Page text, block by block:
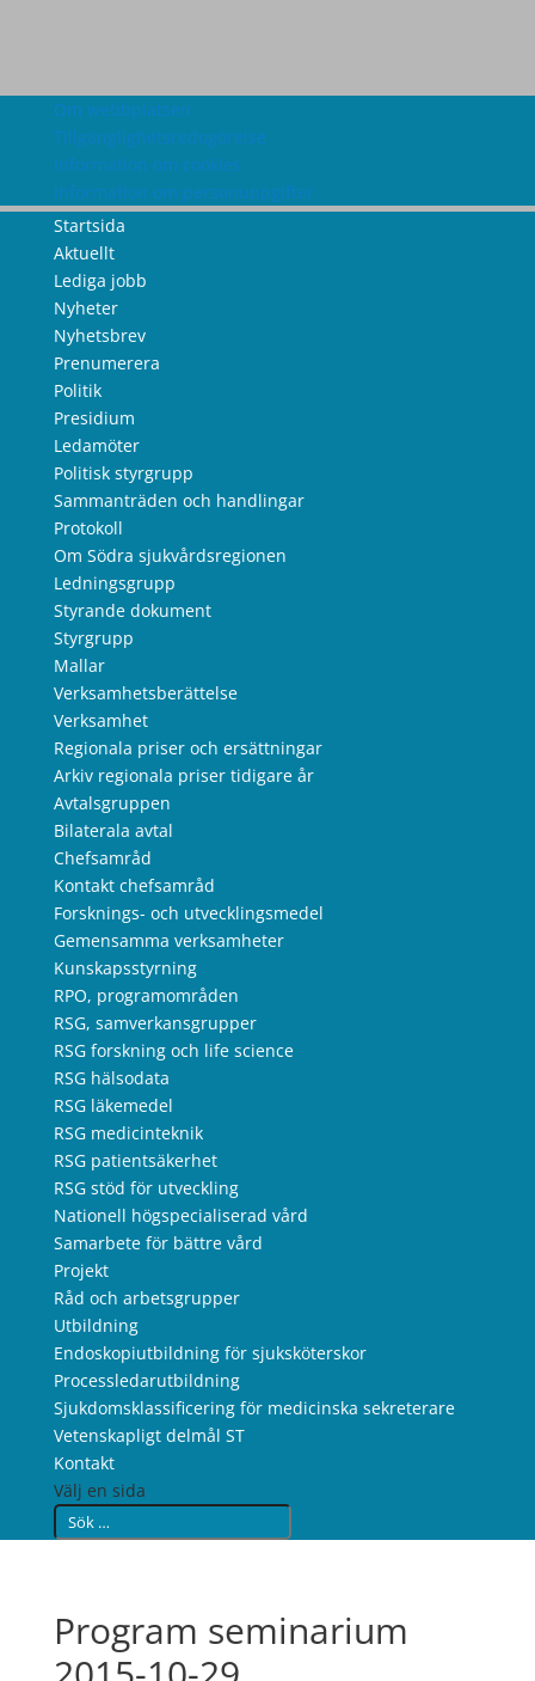
Om webbplatsen
Tillgänglighetsredogörelse
Information om cookies
Information om personuppgifter
Startsida
Aktuellt
Lediga jobb
Nyheter
Nyhetsbrev
Prenumerera
Politik
Presidium
Ledamöter
Politisk styrgrupp
Sammanträden och handlingar
Protokoll
Om Södra sjukvårdsregionen
Ledningsgrupp
Styrande dokument
Styrgrupp
Mallar
Verksamhetsberättelse
Verksamhet
Regionala priser och ersättningar
Arkiv regionala priser tidigare år
Avtalsgruppen
Bilaterala avtal
Chefsamråd
Kontakt chefsamråd
Forsknings- och utvecklingsmedel
Gemensamma verksamheter
Kunskapsstyrning
RPO, programområden
RSG, samverkansgrupper
RSG forskning och life science
RSG hälsodata
RSG läkemedel
RSG medicinteknik
RSG patientsäkerhet
RSG stöd för utveckling
Nationell högspecialiserad vård
Samarbete för bättre vård
Projekt
Råd och arbetsgrupper
Utbildning
Endoskopiutbildning för sjuksköterskor
Processledarutbildning
Sjukdomsklassificering för medicinska sekreterare
Vetenskapligt delmål ST
Kontakt
Välj en sida
Program seminarium